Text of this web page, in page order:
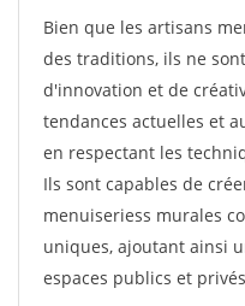
Bien que les artisans
des traditions, ils ne
d'innovation et de
tendances actuelles et
en respectant les
Ils sont capables de
menuiseriess murales
uniques, ajoutant ainsi
espaces publics et